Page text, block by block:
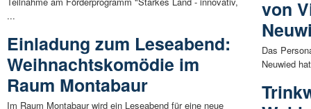
...
Einladung zum Leseabend:
Weihnachtskomödie im
Raum Montabaur
Im Raum Montabaur wird ein Leseabend für eine neue
von
Das
Neuwied